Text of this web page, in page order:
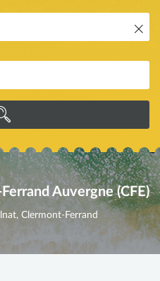
Auvergne (CFE)
Clermont-Ferrand